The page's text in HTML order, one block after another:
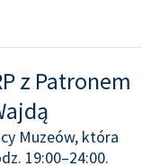
z Patronem
Muzeów, która
19:00–24:00.